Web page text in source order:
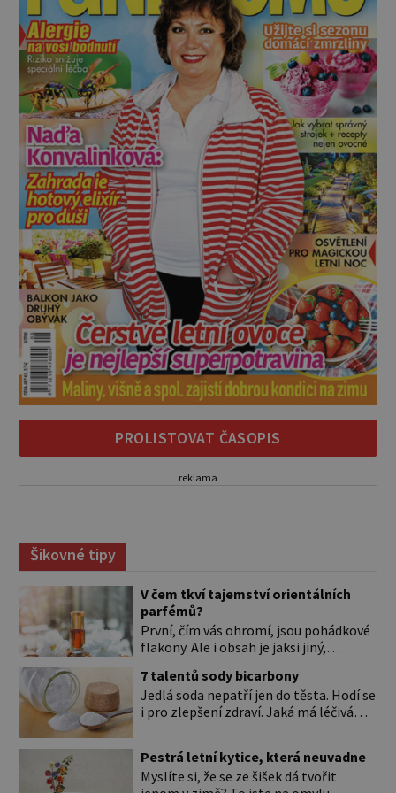
PROLISTOVAT ČASOPIS
reklama
Šikovné tipy
V čem tkví tajemství orientálních
parfémů?
První, čím vás ohromí, jsou pohádkové
flakony. Ale i obsah je jaksi jiný,
parfumérií. Čím to? V arabské kultuře
mají vůně mnohem delší tradici než
v naší. Jejich původní účel byl nejspíš
voní? Při testování orientálních vůní
nejspíš zjistíte, že jen málokterá se
vám […]
7 talentů sody bicarbony
Jedlá soda nepatří jen do těsta. Hodí se
i pro zlepšení zdraví. Jaká má léčivá
Jedlá soda (pro úplnost je to
hydrogenuhličitan sodný s chemickou
Pestrá letní kytice, která neuvadne
Myslíte si, že se ze šišek dá tvořit